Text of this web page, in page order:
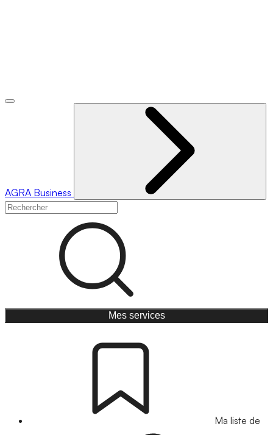
AGRA Business
Mes services
Ma liste de